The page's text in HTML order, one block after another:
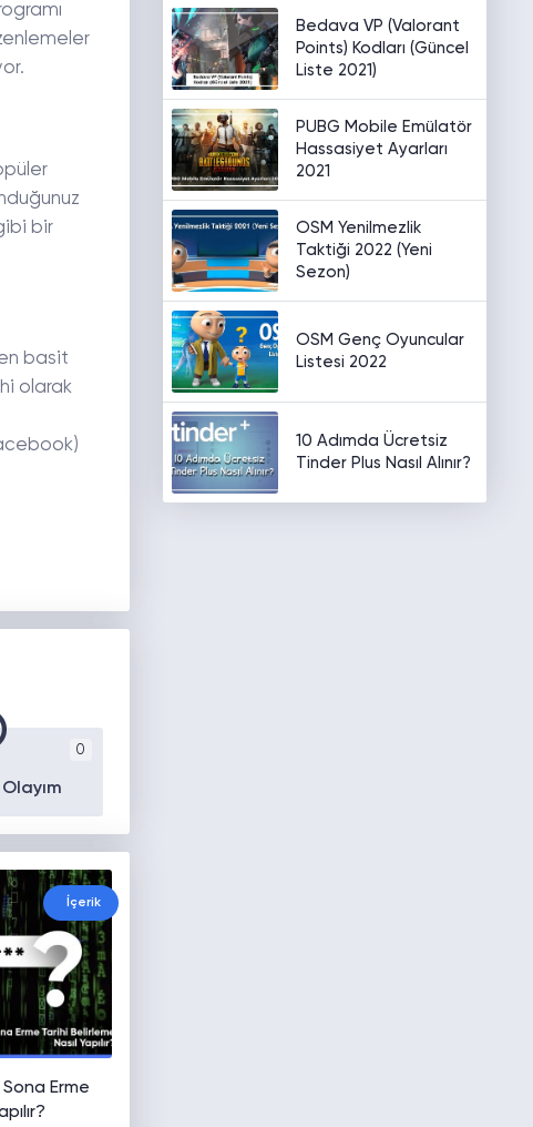
bir
basit
olarak
0
İçerik
Erme
Bedava VP (Valorant
Points) Kodları (Güncel
Liste 2021)
PUBG Mobile Emülatör
Hassasiyet Ayarları
2021
OSM Yenilmezlik
Taktiği 2022 (Yeni
Sezon)
OSM Genç Oyuncular
Listesi 2022
10 Adımda Ücretsiz
Tinder Plus Nasıl Alınır?